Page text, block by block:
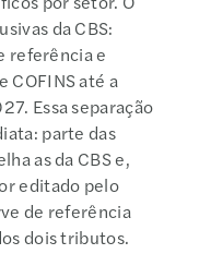
da CBS:
referência e
COFINS até a
Essa separação
parte das
as da CBS e,
editado pelo
de referência
dois tributos.